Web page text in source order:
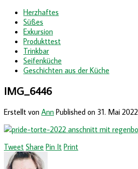
Herzhaftes
Süßes
Exkursion
Produkttest
Trinkbar
Seifenküche
Geschichten aus der Küche
IMG_6446
Erstellt von Ann Published on 31. Mai 2022
Tweet Share Pin It Print